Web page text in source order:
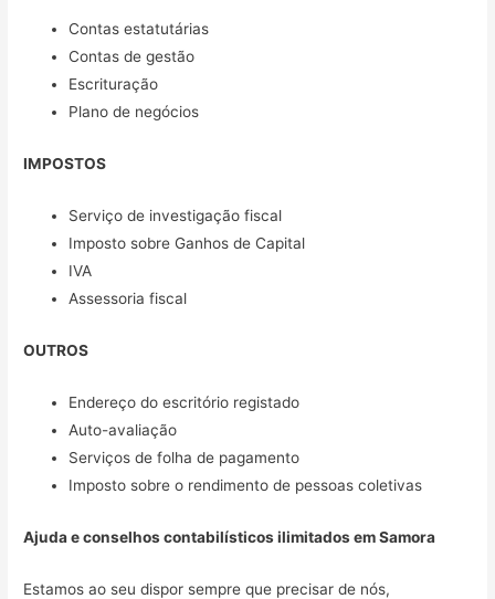
Contas estatutárias
Contas de gestão
Escrituração
Plano de negócios
IMPOSTOS
Serviço de investigação fiscal
Imposto sobre Ganhos de Capital
IVA
Assessoria fiscal
OUTROS
Endereço do escritório registado
Auto-avaliação
Serviços de folha de pagamento
Imposto sobre o rendimento de pessoas coletivas
Ajuda e conselhos contabilísticos ilimitados emSamora
Estamos ao seu dispor sempre que precisar de nós,